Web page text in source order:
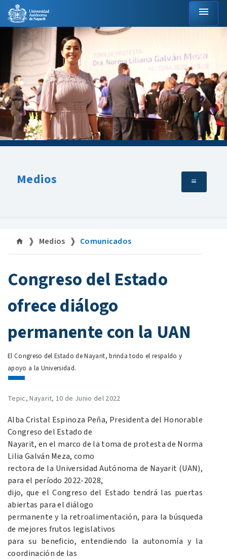
menu
Medios
Medios Comunicados
Congreso del Estado
ofrece diálogo
permanente con la UAN
El Congreso del Estado de Nayarit, brinda todo el respaldo y
apoyo a la Universidad.
Tepic, Nayarit, 10 de Junio del 2022
Alba Cristal Espinoza Peña, Presidenta del Honorable
Congreso del Estado de
Nayarit, en el marco de la toma de protesta de Norma
Lilia Galván Meza, como
rectora de la Universidad Autónoma de Nayarit (UAN),
para el período 2022-2028,
dijo, que el Congreso del Estado tendrá las puertas
abiertas para el diálogo
permanente y la retroalimentación, para la búsqueda
de mejores frutos legislativos
para su beneficio, entendiendo la autonomía y la
coordinación de las